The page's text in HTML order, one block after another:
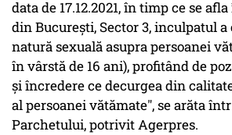
data de 17.12.2021, în timp ce se
din Bucureşti, Sector 3, inculpatul
natură sexuală asupra persoanei
în vârstă de 16 ani), profitând de
şi încredere ce decurgea din
al persoanei vătămate", se arăta
Parchetului, potrivit Agerpres.